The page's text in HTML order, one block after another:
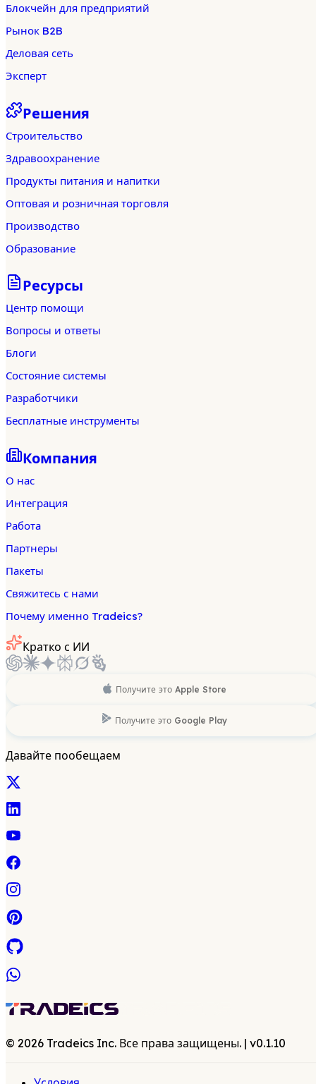
Блокчейн для предприятий
Рынок B2B
Деловая сеть
Эксперт
Решения
Строительство
Здравоохранение
Продукты питания и напитки
Оптовая и розничная торговля
Производство
Образование
Ресурсы
Центр помощи
Вопросы и ответы
Блоги
Состояние системы
Разработчики
Бесплатные инструменты
Компания
О нас
Интеграция
Работа
Партнеры
Пакеты
Свяжитесь с нами
Почему именно Tradeics?
Кратко с ИИ
Получите это Apple Store
Получите это Google Play
Давайте пообещаем
© 2026 Tradeics Inc. Все права защищены. | v0.1.10